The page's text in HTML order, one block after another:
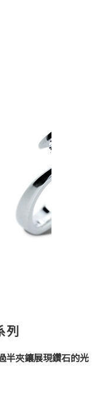
列
半夾鑲展現鑽石的光